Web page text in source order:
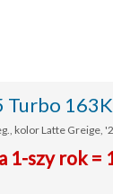
Turbo
kolor Latte Greige,
1-szy rok =